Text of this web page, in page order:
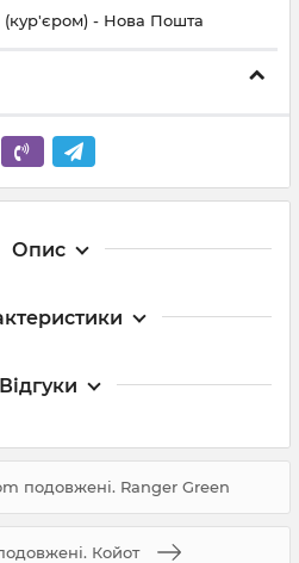
(кур'єром) - Нова Пошта
Опис
Відгуки
подовжені. Ranger Green
Койот